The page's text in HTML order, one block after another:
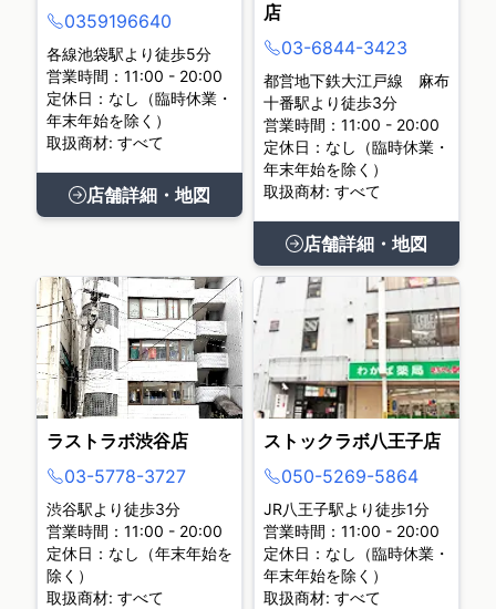
0359196640
各線池袋駅より徒歩5分
営業時間：11:00 - 20:00
定休日：なし（臨時休業・
年末年始を除く）
取扱商材: すべて
店舗詳細・地図
店
03-6844-3423
都営地下鉄大江戸線 麻布
十番駅より徒歩3分
営業時間：11:00 - 20:00
定休日：なし（臨時休業・
年末年始を除く）
取扱商材: すべて
店舗詳細・地図
ラストラボ渋谷店
03-5778-3727
渋谷駅より徒歩3分
営業時間：11:00 - 20:00
定休日：なし（年末年始を
除く）
取扱商材: すべて
ストックラボ八王子店
050-5269-5864
JR八王子駅より徒歩1分
営業時間：11:00 - 20:00
定休日：なし（臨時休業・
年末年始を除く）
取扱商材: すべて